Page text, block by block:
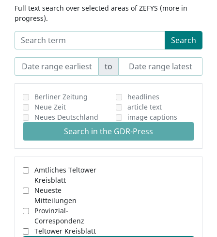
Full text search over selected areas of ZEFYS (more in
progress).
Search
to
Berliner Zeitung
Neue Zeit
Neues Deutschland
headlines
article text
image captions
Search in the GDR-Press
Amtliches Teltower
Kreisblatt
Neueste
Mitteilungen
Provinzial-
Correspondenz
Teltower Kreisblatt